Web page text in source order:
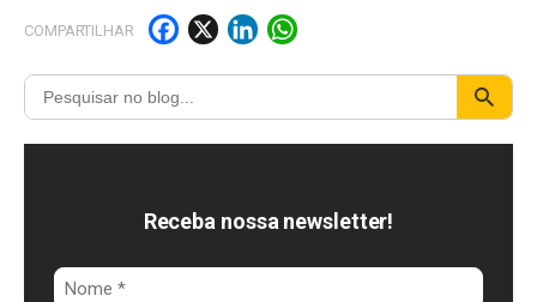
COMPARTILHAR
F
a
c
e
o
o
X Li
n
k
e
I
n
W
h
a
t
A
p
Receba nossa newsletter!